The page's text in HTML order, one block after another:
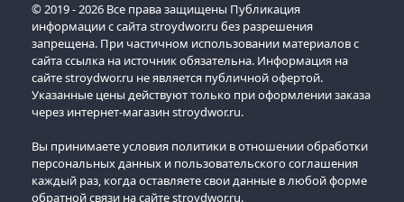
© 2019 - 2026 Все права защищены Публикация
информации с сайта stroydwor.ru без разрешения
запрещена. При частичном использовании материалов с
сайта ссылка на источник обязательна. Информация на
сайте stroydwor.ru не является публичной офертой.
Указанные цены действуют только при оформлении заказа
через интернет-магазин stroydwor.ru.
Вы принимаете условия политики в отношении обработки
персональных данных и пользовательского соглашения
каждый раз, когда оставляете свои данные в любой форме
обратной связи на сайте stroydwor.ru.